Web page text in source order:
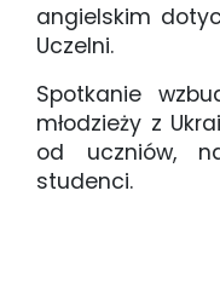
angielskim
Uczelni.
Spotkanie
młodzieży z
od uczniów,
studenci.